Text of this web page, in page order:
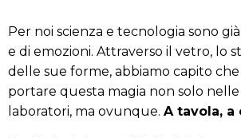
Per noi scienza e tecnologia sono
e di emozioni. Attraverso il vetro, lo
delle sue forme, abbiamo capito
portare questa magia non solo nelle
laboratori, ma ovunque. A tavola, a